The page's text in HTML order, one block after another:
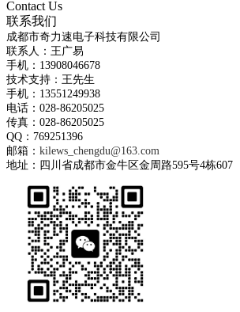
Contact Us
联系我们
成都市奇力速电子科技有限公司
联系人：王广易
手机：13908046678
技术支持：王先生
手机：13551249938
电话：028-86205025
传真：028-86205025
QQ：769251396
邮箱： kilews_chengdu@163.com
地址：四川省成都市金牛区金周路595号4栋607